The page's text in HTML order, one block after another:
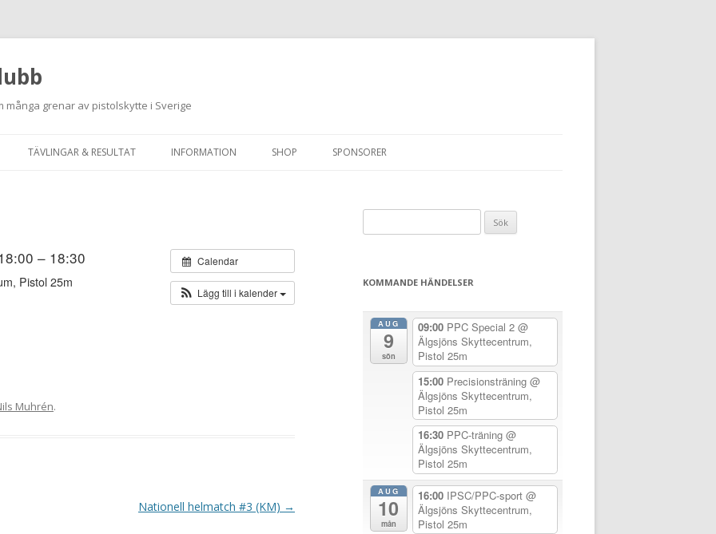
många grenar av pistolskytte i Sverige
till
TÄVLINGAR & RESULTAT INFORMATION
RUTINER FÖR SKJUTLEDARE
FÄLTSKYTTE
SHOP SPONSORER
Calendar
Lägg till i kalender
– 18:30
Pistol 25m
Muhrén.
Nationell helmatch #3 (KM) →
efter:
KOMMANDE HÄNDELSER
AUG
9
sön
09:00 PPC Special 2 @
Älgsjöns Skyttecentrum,
Pistol 25m
15:00 Precisionsträning @
Älgsjöns Skyttecentrum,
Pistol 25m
16:30 PPC-träning @
Älgsjöns Skyttecentrum,
Pistol 25m
AUG
10
mån
16:00 IPSC/PPC-sport @
Älgsjöns Skyttecentrum,
Pistol 25m